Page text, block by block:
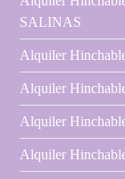
SALINAS
Alquiler
Alquiler
Alquiler
Alquiler